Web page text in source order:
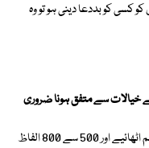
کسی کو بددعا دینی ہو تو وہ
خیالات سے متفق ہونا ضروری
اگر آپ بھی ہمارے لیے بلاگ لکھنا چاہتے ہیں تو قلم اٹھائیے اور 500 سے 800 الفاظ